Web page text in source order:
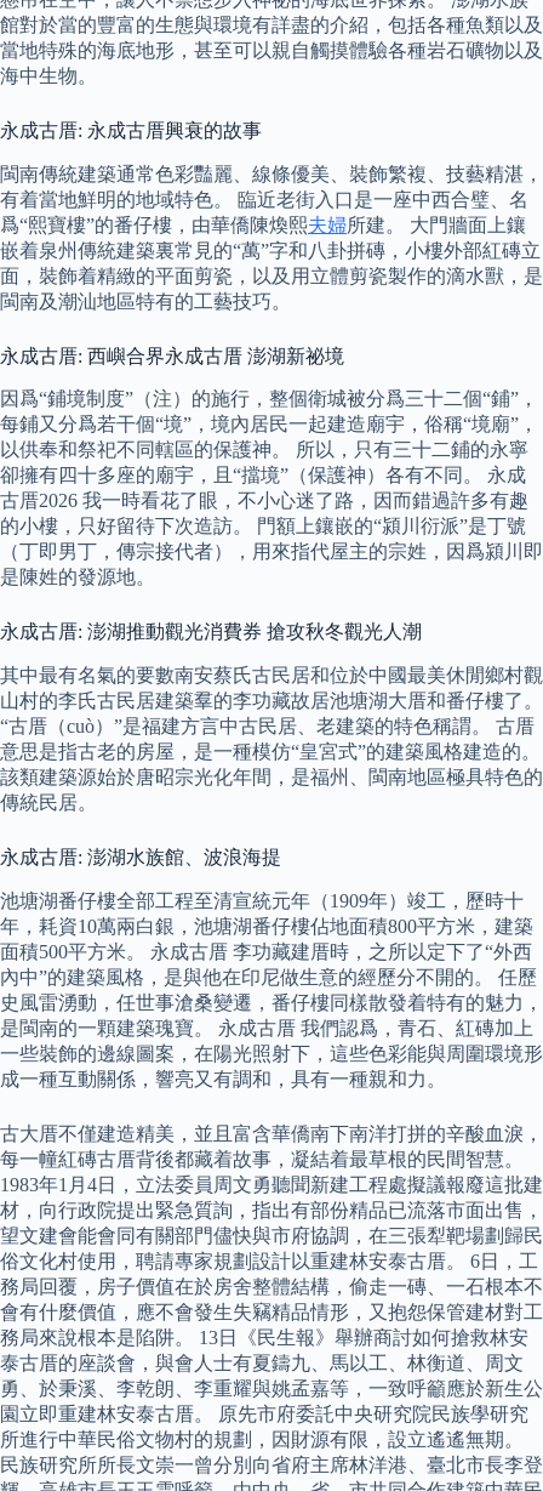
館對於當的豐富的生態與環境有詳盡的介紹，包括各種魚類以及
當地特殊的海底地形，甚至可以親自觸摸體驗各種岩石礦物以及
海中生物。
永成古厝: 永成古厝興衰的故事
閩南傳統建築通常色彩豔麗、線條優美、裝飾繁複、技藝精湛，
有着當地鮮明的地域特色。 臨近老街入口是一座中西合璧、名
爲“熙寶樓”的番仔樓，由華僑陳煥熙夫婦所建。 大門牆面上鑲
嵌着泉州傳統建築裏常見的“萬”字和八卦拼磚，小樓外部紅磚立
面，裝飾着精緻的平面剪瓷，以及用立體剪瓷製作的滴水獸，是
閩南及潮汕地區特有的工藝技巧。
永成古厝: 西嶼合界永成古厝 澎湖新祕境
因爲“鋪境制度”（注）的施行，整個衛城被分爲三十二個“鋪”，
每鋪又分爲若干個“境”，境內居民一起建造廟宇，俗稱“境廟”，
以供奉和祭祀不同轄區的保護神。 所以，只有三十二鋪的永寧
卻擁有四十多座的廟宇，且“擋境”（保護神）各有不同。 永成
古厝2026 我一時看花了眼，不小心迷了路，因而錯過許多有趣
的小樓，只好留待下次造訪。 門額上鑲嵌的“潁川衍派”是丁號
（丁即男丁，傳宗接代者），用來指代屋主的宗姓，因爲潁川即
是陳姓的發源地。
永成古厝: 澎湖推動觀光消費券 搶攻秋冬觀光人潮
其中最有名氣的要數南安蔡氏古民居和位於中國最美休閒鄉村觀
山村的李氏古民居建築羣的李功藏故居池塘湖大厝和番仔樓了。
“古厝（cuò）”是福建方言中古民居、老建築的特色稱謂。 古厝
意思是指古老的房屋，是一種模仿“皇宮式”的建築風格建造的。
該類建築源始於唐昭宗光化年間，是福州、閩南地區極具特色的
傳統民居。
永成古厝: 澎湖水族館、波浪海提
池塘湖番仔樓全部工程至清宣統元年（1909年）竣工，歷時十
年，耗資10萬兩白銀，池塘湖番仔樓佔地面積800平方米，建築
面積500平方米。 永成古厝 李功藏建厝時，之所以定下了“外西
內中”的建築風格，是與他在印尼做生意的經歷分不開的。 任歷
史風雷湧動，任世事滄桑變遷，番仔樓同樣散發着特有的魅力，
是閩南的一顆建築瑰寶。 永成古厝 我們認爲，青石、紅磚加上
一些裝飾的邊線圖案，在陽光照射下，這些色彩能與周圍環境形
成一種互動關係，響亮又有調和，具有一種親和力。
古大厝不僅建造精美，並且富含華僑南下南洋打拼的辛酸血淚，
每一幢紅磚古厝背後都藏着故事，凝結着最草根的民間智慧。
1983年1月4日，立法委員周文勇聽聞新建工程處擬議報廢這批建
材，向行政院提出緊急質詢，指出有部份精品已流落市面出售，
望文建會能會同有關部門儘快與市府協調，在三張犁靶場劃歸民
俗文化村使用，聘請專家規劃設計以重建林安泰古厝。 6日，工
務局回覆，房子價值在於房舍整體結構，偷走一磚、一石根本不
會有什麼價值，應不會發生失竊精品情形，又抱怨保管建材對工
務局來說根本是陷阱。 13日《民生報》舉辦商討如何搶救林安
泰古厝的座談會，與會人士有夏鑄九、馬以工、林衡道、周文
勇、於秉溪、李乾朗、李重耀與姚孟嘉等，一致呼籲應於新生公
園立即重建林安泰古厝。 原先市府委託中央研究院民族學研究
所進行中華民俗文物村的規劃，因財源有限，設立遙遙無期。
民族研究所所長文崇一曾分別向省府主席林洋港、臺北市長李登